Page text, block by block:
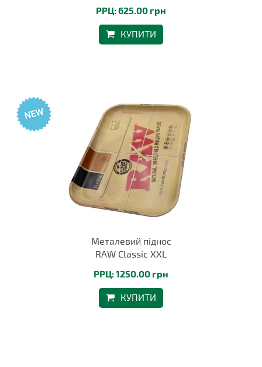
РРЦ: 625.00 грн
КУПИТИ
Металевий піднос
RAW Classic XXL
РРЦ: 1250.00 грн
КУПИТИ